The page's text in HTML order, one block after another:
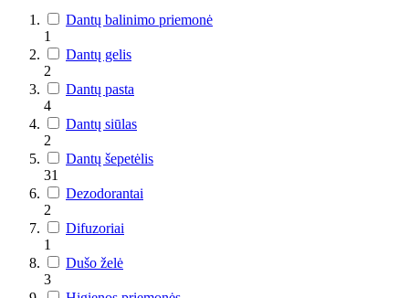
Dantų balinimo priemonė
1
Dantų gelis
2
Dantų pasta
4
Dantų siūlas
2
Dantų šepetėlis
31
Dezodorantai
2
Difuzoriai
1
Dušo želė
3